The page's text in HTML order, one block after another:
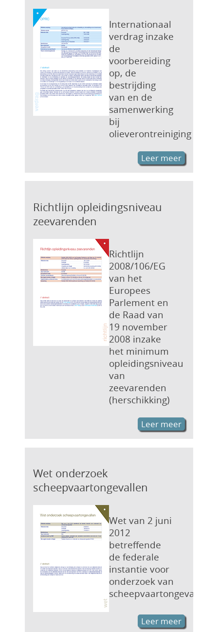
Internationaal
verdrag inzake
de
voorbereiding
op, de
bestrijding
van en de
samenwerking
bij
olieverontreiniging
Leer meer
Richtlijn opleidingsniveau
zeevarenden
Richtlijn
2008/106/EG
van het
Europees
Parlement en
de Raad van
19 november
2008 inzake
het minimum
opleidingsniveau
van
zeevarenden
(herschikking)
Leer meer
Wet onderzoek
scheepvaartongevallen
Wet van 2 juni
2012
betreffende
de federale
instantie voor
onderzoek van
scheepvaartongevallen
Leer meer